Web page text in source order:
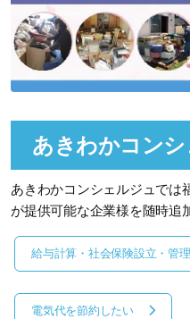
あきわかコン
あきわかコンシェルジュでは
が提供可能な企業様を随時追
給与計算・社会保険設立・管
電気代を節約したい